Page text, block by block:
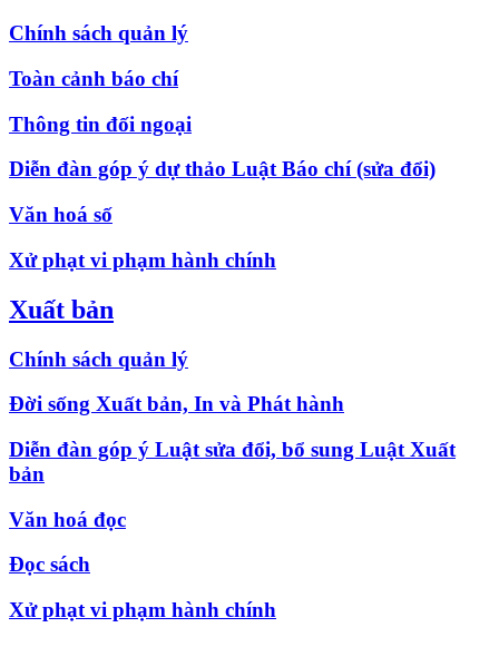
Chính sách quản lý
Toàn cảnh báo chí
Thông tin đối ngoại
Diễn đàn góp ý dự thảo Luật Báo chí (sửa đổi)
Văn hoá số
Xử phạt vi phạm hành chính
Xuất bản
Chính sách quản lý
Đời sống Xuất bản, In và Phát hành
Diễn đàn góp ý Luật sửa đổi, bổ sung Luật Xuất
bản
Văn hoá đọc
Đọc sách
Xử phạt vi phạm hành chính